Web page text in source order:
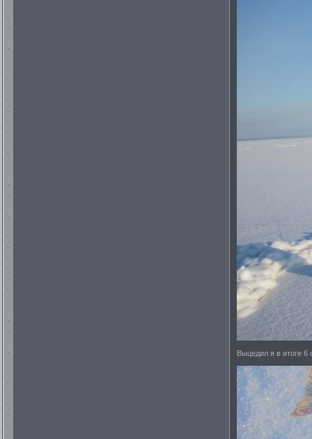
Выцедил я в итоге 6